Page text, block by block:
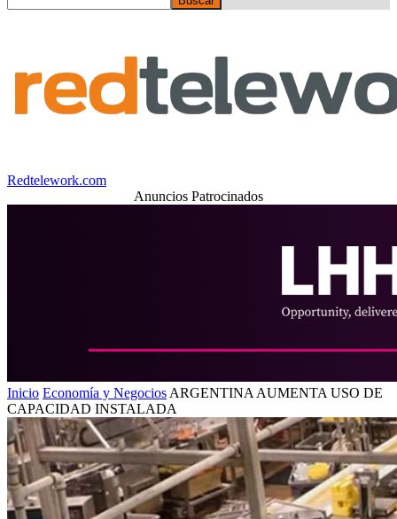
Redtelework.com
Anuncios Patrocinados
Inicio Economía y Negocios ARGENTINA AUMENTA USO DE
CAPACIDAD INSTALADA